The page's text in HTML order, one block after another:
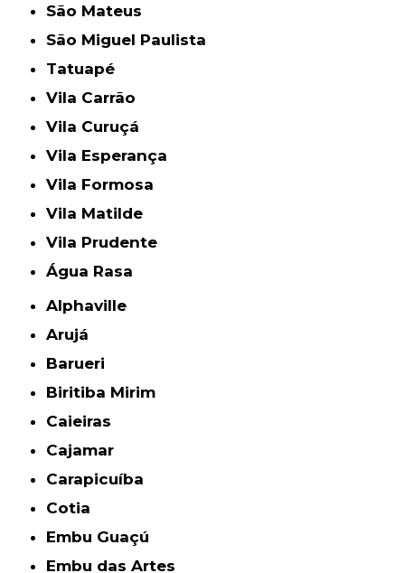
São Mateus
São Miguel Paulista
Tatuapé
Vila Carrão
Vila Curuçá
Vila Esperança
Vila Formosa
Vila Matilde
Vila Prudente
Água Rasa
Alphaville
Arujá
Barueri
Biritiba Mirim
Caieiras
Cajamar
Carapicuíba
Cotia
Embu Guaçú
Embu das Artes